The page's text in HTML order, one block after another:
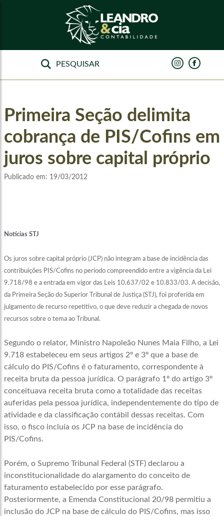
Primeira Seção delimita
cobrança de PIS/Cofins em
juros sobre capital próprio
Publicado em: 19/03/2012
Notícias STJ
Os juros sobre capital próprio (JCP) não integram a base de incidência das
contribuições PIS/Cofins no período compreendido entre a vigência da Lei
9.718/98 e a entrada em vigor das Leis 10.637/02 e 10.833/03. A decisão,
da Primeira Seção do Superior Tribunal de Justiça (STJ), foi proferida em
julgamento de recurso repetitivo, o que deve reduzir a chegada de novos
recursos sobre o tema ao Tribunal.
Segundo o relator, Ministro Napoleão Nunes Maia Filho, a Lei
9.718 estabeleceu em seus artigos 2º e 3º que a base de
cálculo do PIS/Cofins é o faturamento, correspondente à
receita bruta da pessoa jurídica. O parágrafo 1º do artigo 3º
conceituava receita bruta como a totalidade das receitas
auferidas pela pessoa jurídica, independentemente do tipo de
atividade e da classificação contábil dessas receitas. Com
isso, o fisco incluía os JCP na base de incidência do
PIS/Cofins.
Porém, o Supremo Tribunal Federal (STF) declarou a
inconstitucionalidade do alargamento do conceito de
faturamento estabelecido por esse parágrafo.
Posteriormente, a Emenda Constitucional 20/98 permitiu a
inclusão do JCP na base de cálculo do PIS/Cofins, mas isso